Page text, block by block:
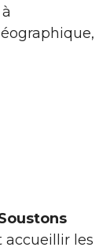
accueillir les